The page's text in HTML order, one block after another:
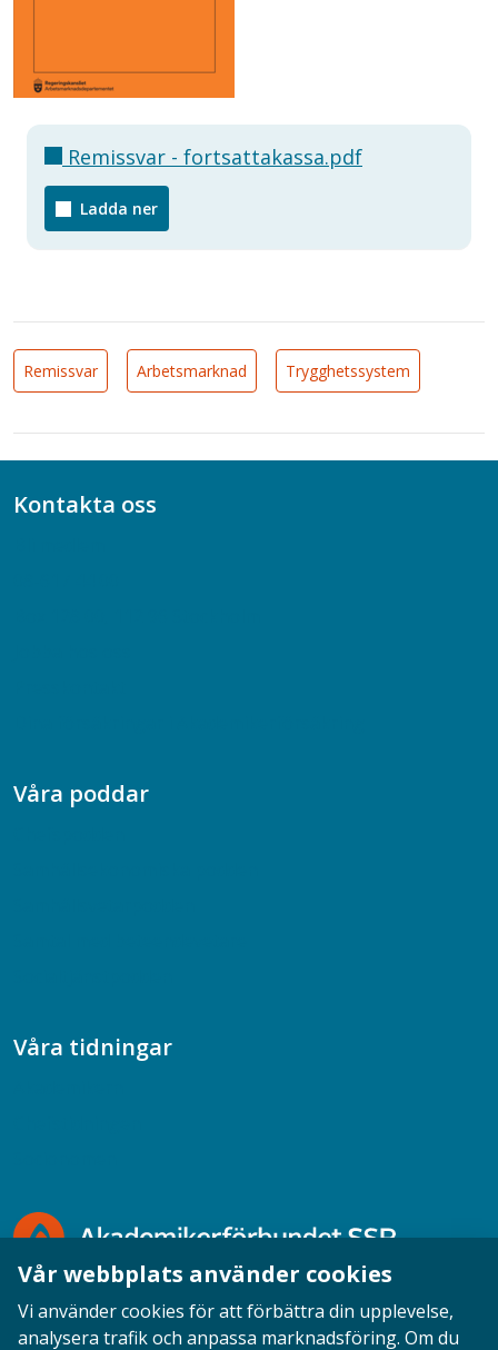
Remissvar - fortsattakassa.pdf
Ladda ner
Remissvar Arbetsmarknad Trygghetssystem
Kontakta oss
Våra poddar
Våra tidningar
Vår webbplats använder cookies
Vi använder cookies för att förbättra din upplevelse,
analysera trafik och anpassa marknadsföring. Om du